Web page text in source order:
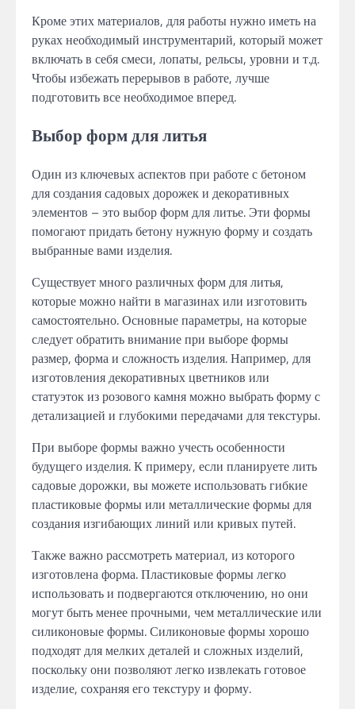
Кроме этих материалов, для работы нужно иметь на
руках необходимый инструментарий, который может
включать в себя смеси, лопаты, рельсы, уровни и т.д.
Чтобы избежать перерывов в работе, лучше
подготовить все необходимое вперед.
Выбор форм для литья
Один из ключевых аспектов при работе с бетоном
для создания садовых дорожек и декоративных
элементов – это выбор форм для литье. Эти формы
помогают придать бетону нужную форму и создать
выбранные вами изделия.
Существует много различных форм для литья,
которые можно найти в магазинах или изготовить
самостоятельно. Основные параметры, на которые
следует обратить внимание при выборе формы
размер, форма и сложность изделия. Например, для
изготовления декоративных цветников или
статуэток из розового камня можно выбрать форму с
детализацией и глубокими передачами для текстуры.
При выборе формы важно учесть особенности
будущего изделия. К примеру, если планируете лить
садовые дорожки, вы можете использовать гибкие
пластиковые формы или металлические формы для
создания изгибающих линий или кривых путей.
Также важно рассмотреть материал, из которого
изготовлена форма. Пластиковые формы легко
использовать и подвергаются отключению, но они
могут быть менее прочными, чем металлические или
силиконовые формы. Силиконовые формы хорошо
подходят для мелких деталей и сложных изделий,
поскольку они позволяют легко извлекать готовое
изделие, сохраняя его текстуру и форму.